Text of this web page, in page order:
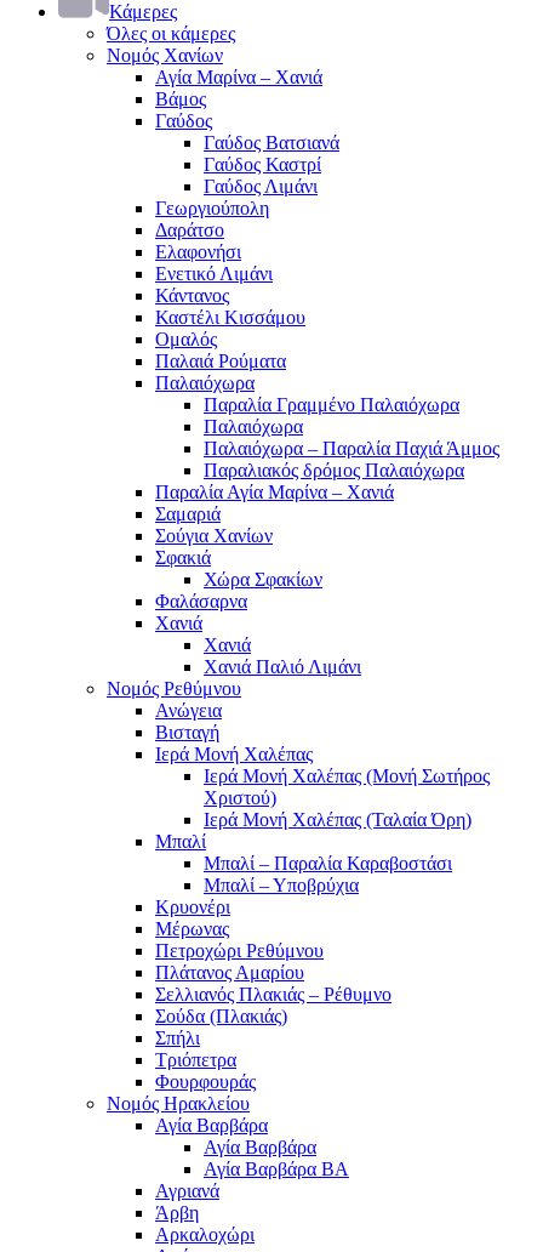
Κάμερες
Όλες οι κάμερες
Νομός Χανίων
Αγία Μαρίνα – Χανιά
Βάμος
Γαύδος
Γαύδος Βατσιανά
Γαύδος Καστρί
Γαύδος Λιμάνι
Γεωργιούπολη
Δαράτσο
Ελαφονήσι
Ενετικό Λιμάνι
Κάντανος
Καστέλι Κισσάμου
Ομαλός
Παλαιά Ρούματα
Παλαιόχωρα
Παραλία Γραμμένο Παλαιόχωρα
Παλαιόχωρα
Παλαιόχωρα – Παραλία Παχιά Άμμος
Παραλιακός δρόμος Παλαιόχωρα
Παραλία Αγία Μαρίνα – Χανιά
Σαμαριά
Σούγια Χανίων
Σφακιά
Χώρα Σφακίων
Φαλάσαρνα
Χανιά
Χανιά
Χανιά Παλιό Λιμάνι
Νομός Ρεθύμνου
Ανώγεια
Βισταγή
Ιερά Μονή Χαλέπας
Ιερά Μονή Χαλέπας (Μονή Σωτήρος
Χριστού)
Ιερά Μονή Χαλέπας (Ταλαία Όρη)
Μπαλί
Μπαλί – Παραλία Καραβοστάσι
Μπαλί – Υποβρύχια
Κρυονέρι
Μέρωνας
Πετροχώρι Ρεθύμνου
Πλάτανος Αμαρίου
Σελλιανός Πλακιάς – Ρέθυμνο
Σούδα (Πλακιάς)
Σπήλι
Τριόπετρα
Φουρφουράς
Νομός Ηρακλείου
Αγία Βαρβάρα
Αγία Βαρβάρα
Αγία Βαρβάρα ΒΑ
Αγριανά
Άρβη
Αρκαλοχώρι